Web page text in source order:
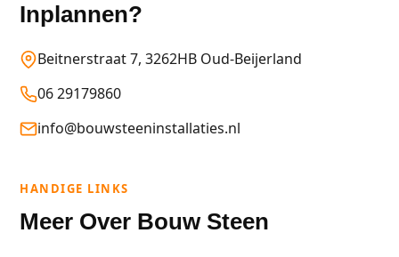
Inplannen?
Beitnerstraat 7, 3262HB Oud-Beijerland
06 29179860
info@bouwsteeninstallaties.nl
HANDIGE LINKS
Meer Over Bouw Steen